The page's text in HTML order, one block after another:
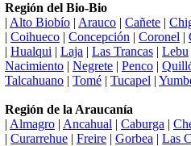
Región del Bio-Bio
| Alto Biobío | Arauco | Cañete |
| Coihueco | Concepción | Coronel |
| Hualqui | Laja | Las Trancas | Lebu
Nacimiento | Negrete | Penco |
Talcahuano | Tomé | Tucapel |
Región de la Araucanía
| Almagro | Ancahual | Caburga |
| Curarrehue | Freire | Gorbea | Las